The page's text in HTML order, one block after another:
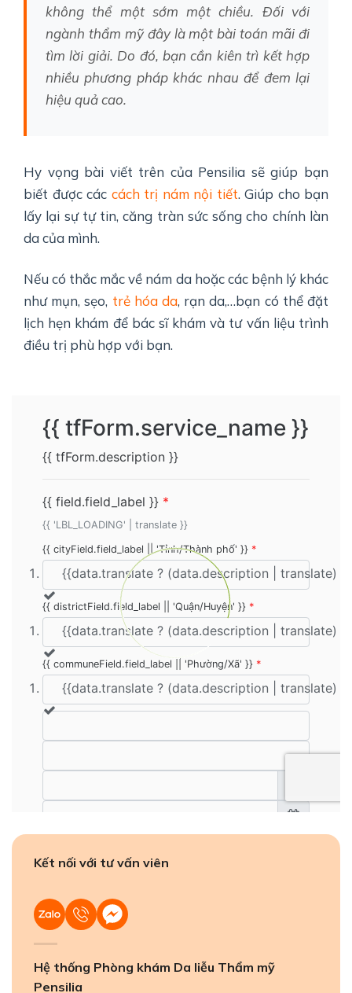
không thể một sớm một chiều. Đối với
ngành thẩm mỹ đây là một bài toán mãi đi
tìm lời giải. Do đó, bạn cần kiên trì kết hợp
nhiều phương pháp khác nhau để đem lại
hiệu quả cao.
Hy vọng bài viết trên của Pensilia sẽ giúp bạn
biết được các cách trị nám nội tiết. Giúp cho bạn
lấy lại sự tự tin, căng tràn sức sống cho chính làn
da của mình.
Nếu có thắc mắc về nám da hoặc các bệnh lý khác
như mụn, sẹo, trẻ hóa da, rạn da,…bạn có thể đặt
lịch hẹn khám để bác sĩ khám và tư vấn liệu trình
điều trị phù hợp với bạn.
Kết nối với tư vấn viên
Hệ thống Phòng khám Da liễu Thẩm mỹ
Pensilia